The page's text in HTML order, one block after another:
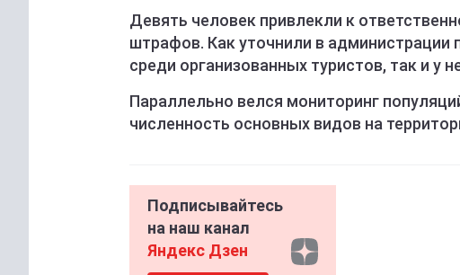
Девять человек привлекли к
штрафов. Как уточнили в администрации
среди организованных туристов, так и у
Параллельно велся мониторинг
численность основных видов на
Подписывайтесь
на наш канал
Яндекс Дзен